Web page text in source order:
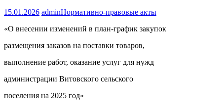
15.01.2026 adminНормативно-правовые акты
«О внесении изменений в план-график закупок
размещения заказов на поставки товаров,
выполнение работ, оказание услуг для нужд
администрации Витовского сельского
поселения на 2025 год»